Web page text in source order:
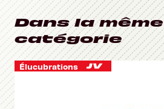
Dans la même
catégorie
Élucubrations